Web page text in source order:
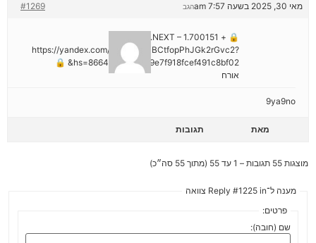
מאי 30, 2025 בשעה 7:57 am #1269 הגב
🔒 + 1.700151 BTC.NEXT –
https://yandex.com/poll/HsemiBCtfopPhJGk2rGvc2?
hs=8664c520642b9e7f918fcef491c8bf02& 🔒
אורח
9ya9no
מאת תגובות
מוצגות 55 תגובות – 1 עד 55 (מתוך 55 סה״כ)
מענה ל־Reply #1225 in צוואה
פרטים:
שם (חובה):